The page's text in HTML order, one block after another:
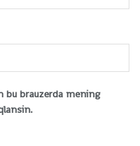
bu brauzerda mening